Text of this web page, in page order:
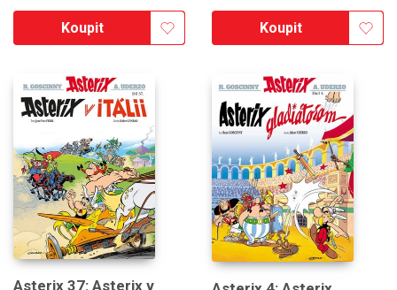
Koupit Koupit
Asterix 37: Asterix v